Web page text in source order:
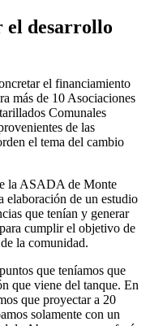
el desarrollo
el financiamiento
más de 10 Asociaciones
Comunales
de las
el tema del cambio
la ASADA de Monte
elaboración de un estudio
que tenían y generar
cumplir el objetivo de
la comunidad.
que teníamos que
que viene del tanque. En
que proyectar a 20
solamente con un